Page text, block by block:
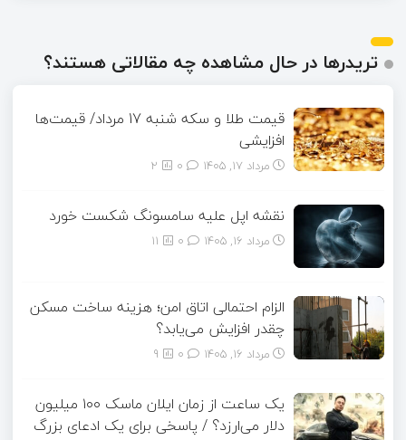
تریدرها در حال مشاهده چه مقالاتی هستند؟
قیمت طلا و سکه شنبه 17 مرداد/ قیمت‌ها
افزایشی
مرداد ۱۷, ۱۴۰۵ 2
نقشه اپل علیه سامسونگ شکست خورد
مرداد ۱۶, ۱۴۰۵ 11
الزام احتمالی اتاق امن؛ هزینه ساخت مسکن
چقدر افزایش می‌یابد؟
مرداد ۱۶, ۱۴۰۵ 9
یک ساعت از زمان ایلان ماسک ۱۰۰ میلیون
دلار می‌ارزد؟ / پاسخی برای یک ادعای بزرگ